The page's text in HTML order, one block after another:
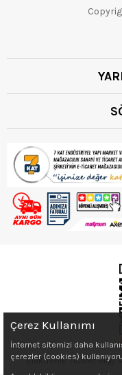
Elektronik Ticaret Bilgi
Çerez Kullanımı
İnternet sitemizi daha
çerezler (cookies)